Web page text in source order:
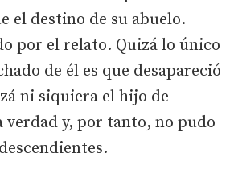
el destino de su abuelo.
por el relato. Quizá lo único
de él es que desapareció
ni siquiera el hijo de
verdad y, por tanto, no pudo